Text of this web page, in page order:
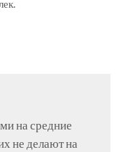
на средние
не делают на